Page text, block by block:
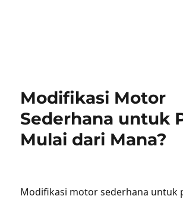
Modifikasi Motor
Sederhana untuk
Mulai dari Mana?
Modifikasi motor sederhana untuk